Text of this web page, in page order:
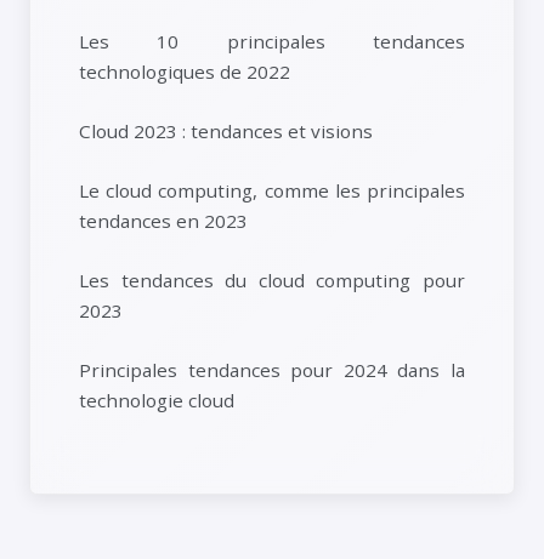
Les 10 principales tendances
technologiques de 2022
Cloud 2023 : tendances et visions
Le cloud computing, comme les principales
tendances en 2023
Les tendances du cloud computing pour
2023
Principales tendances pour 2024 dans la
technologie cloud